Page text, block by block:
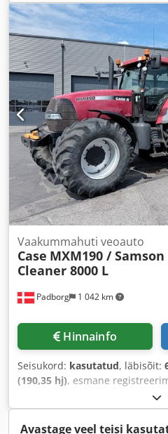
Padborg 1 042 km
Vaakummahuti veoauto
Case MXM190 /
Cleaner 8000 L
Hinnainfo
Seisukord: kasutatud, läbisõit:
(190,35 hj), esmane
Avastage veel teisi